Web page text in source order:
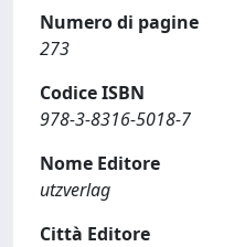
Numero di pagine
273
Codice ISBN
978-3-8316-5018-7
Nome Editore
utzverlag
Città Editore